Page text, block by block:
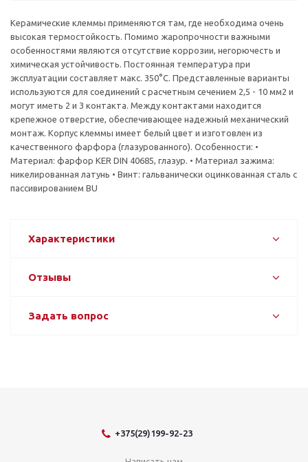
Керамические клеммы применяются там, где необходима очень
высокая термостойкость. Помимо жаропрочности важными
особенностями являются отсутствие коррозии, негорючесть и
химическая устойчивость. Постоянная температура при
эксплуатации составляет макс. 350°C. Представленные варианты
используются для соединений с расчетным сечением 2,5 - 10 мм2 и
могут иметь 2 и 3 контакта. Между контактами находится
крепежное отверстие, обеспечивающее надежный механический
монтаж. Корпус клеммы имеет белый цвет и изготовлен из
качественного фарфора (глазурованного). Особенности: •
Материал: фарфор KER DIN 40685, глазур. • Материал зажима:
никелированная латунь • Винт: гальванически оцинкованная сталь с
пассивированием BU
Характеристики
Отзывы
Задать вопрос
+375(29)199-92-23